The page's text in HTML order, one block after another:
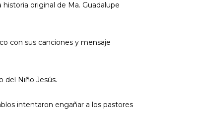
original de Ma. Guadalupe
con sus canciones y mensaje
del Niño Jesús.
intentaron engañar a los pastores